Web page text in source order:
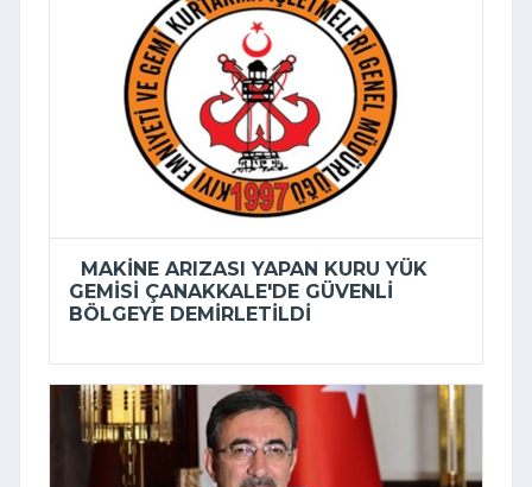
MAKINE ARIZASI YAPAN KURU YÜK
GEMISI ÇANAKKALE'DE GÜVENLI
BÖLGEYE DEMIRLETILDI